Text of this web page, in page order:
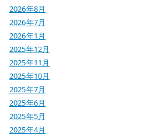
2026年8月
2026年7月
2026年1月
2025年12月
2025年11月
2025年10月
2025年7月
2025年6月
2025年5月
2025年4月